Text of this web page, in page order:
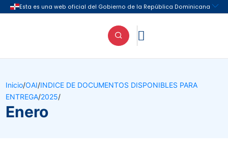

Inicio/OAI/INDICE DE DOCUMENTOS DISPONIBLES PARA
ENTREGA/2025/
Enero